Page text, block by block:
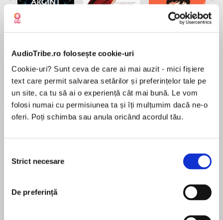
AudioTribe.ro folosește cookie-uri
Cookie-uri? Sunt ceva de care ai mai auzit - mici fișiere
text care permit salvarea setărilor și preferințelor tale pe
un site, ca tu să ai o experiență cât mai bună. Le vom
folosi numai cu permisiunea ta și îți mulțumim dacă ne-o
oferi. Poți schimba sau anula oricând acordul tău.
consimțământului
Strict necesare
De preferință
Elita de Argint (Elita
de...
Dani Francis
Diavolul se îmbracă de
la...
Lauren Weisberger
Desprecarte
mailului și înlocuirea interacțiunilor directe de
către cele virtuale, lecțiile lui Dale Carnegie nu
Deși nu ar fi putut niciodată prezice traiectoria
dovedește a fi un profesor înțelept, al cărui
MAI MULT